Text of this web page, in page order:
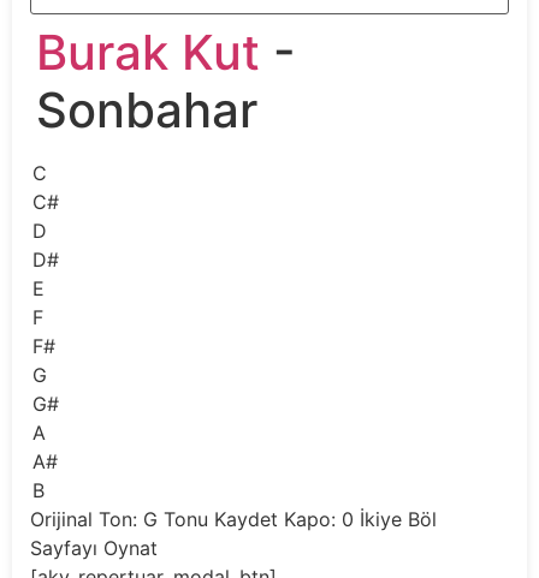
Burak Kut -
Sonbahar
C
C#
D
D#
E
F
F#
G
G#
A
A#
B
Orijinal Ton: G Tonu Kaydet Kapo: 0 İkiye Böl
Sayfayı Oynat